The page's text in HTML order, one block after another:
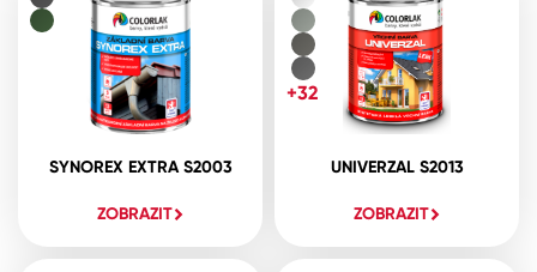
SYNOREX EXTRA S2003
ZOBRAZIT
UNIVERZAL S2013
ZOBRAZIT
+32